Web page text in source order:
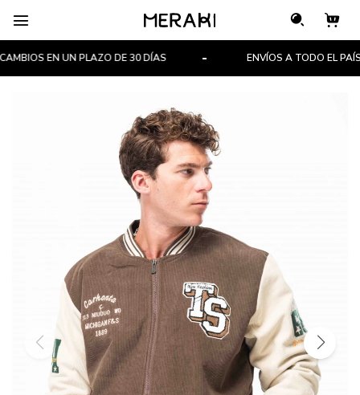

EN UN PLAZO DE 30 DÍAS ENVÍOS A TODO EL PAÍS